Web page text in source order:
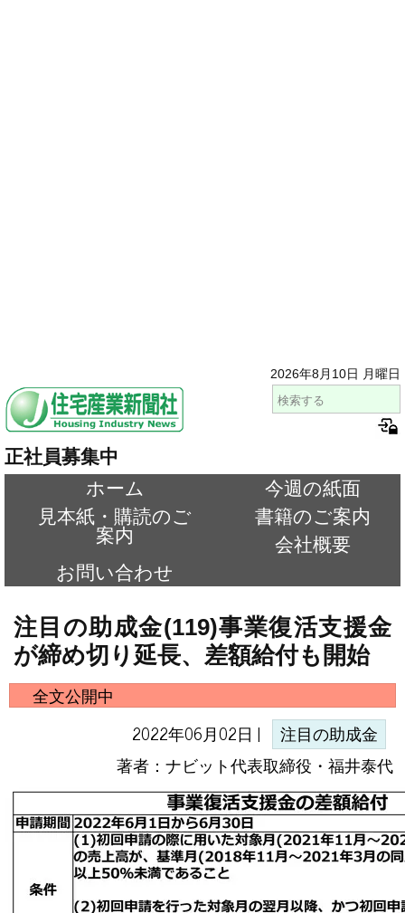
2026年8月10日 月曜日
正社員募集中
ホーム
今週の紙面
見本紙・購読のご
案内
書籍のご案内
会社概要
お問い合わせ
注目の助成金(119)事業復活支援金
が締め切り延長、差額給付も開始
全文公開中
2022年06月02日 |
注目の助成金
著者：ナビット代表取締役・福井泰代